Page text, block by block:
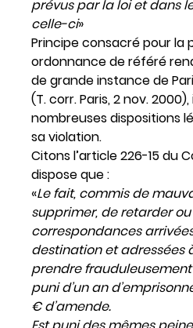
prévus par la loi et dans
celle-ci»
Principe consacré pour la
ordonnance de référé
de grande instance de
(T. corr. Paris, 2 nov.
nombreuses dispositions
sa violation.
Citons l’article 226-15 du
dispose que :
«Le fait, commis de
supprimer, de retarder
correspondances
destination et adressées
prendre
puni d’un an
€ d’amende.